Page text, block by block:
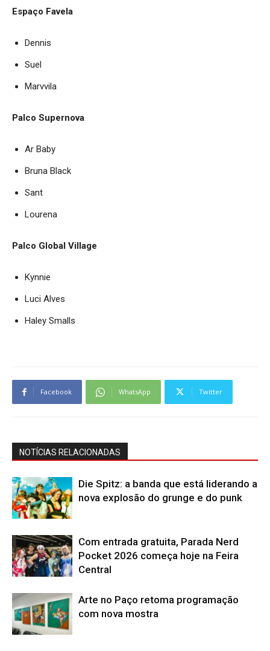
Espaço Favela
Dennis
Suel
Marvvila
Palco Supernova
Ar Baby
Bruna Black
Sant
Lourena
Palco Global Village
Kynnie
Luci Alves
Haley Smalls
Facebook WhatsApp Twitter
NOTÍCIAS RELACIONADAS
Die Spitz: a banda que está liderando a
nova explosão do grunge e do punk
Com entrada gratuita, Parada Nerd
Pocket 2026 começa hoje na Feira
Central
Arte no Paço retoma programação
com nova mostra